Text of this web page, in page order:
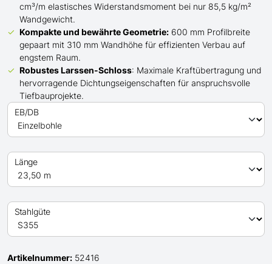
cm³/m elastisches Widerstandsmoment bei nur 85,5 kg/m²
Wandgewicht.
Kompakte und bewährte Geometrie: 600 mm Profilbreite
gepaart mit 310 mm Wandhöhe für effizienten Verbau auf
engstem Raum.
Robustes Larssen-Schloss: Maximale Kraftübertragung und
hervorragende Dichtungseigenschaften für anspruchsvolle
Tiefbauprojekte.
EB/DB
Länge
Stahlgüte
Artikelnummer: 52416